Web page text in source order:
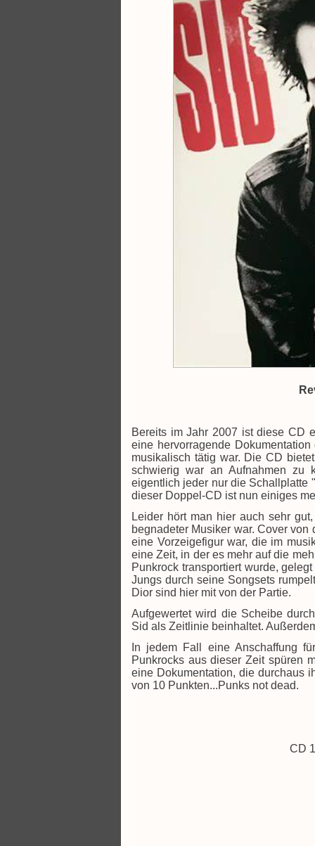
Bereits im Jahr 2007 ist diese CD
eine hervorragende
musikalisch tätig war. Die CD
schwierig war an Aufnahmen zu
eigentlich jeder nur die Schallplatte
dieser Doppel-CD ist nun einiges
Leider hört man hier auch sehr
begnadeter Musiker war. Cover
eine Vorzeigefigur war, die im
eine Zeit, in der es mehr auf die
Punkrock transportiert wurde,
Jungs durch seine Songsets
Dior sind hier mit von der Partie.
Aufgewertet wird die Scheibe
Sid als Zeitlinie beinhaltet.
In jedem Fall eine Anschaffung
Punkrocks aus dieser Zeit spüren
eine Dokumentation, die durchaus
von 10 Punkten...Punks not dead.
CD